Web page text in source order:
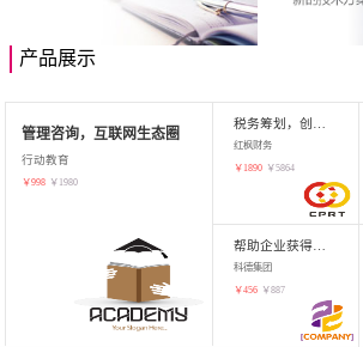
产品展示
管理咨询，互联网生态圈
行动教育
￥998 ￥ 1980
红枫财务
￥ 1890 ￥5864
科德集团
￥456 ￥887